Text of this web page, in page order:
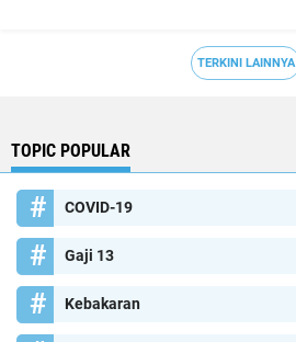
TERKINI LAINNYA
TOPIC POPULAR
COVID-19
Gaji 13
Kebakaran